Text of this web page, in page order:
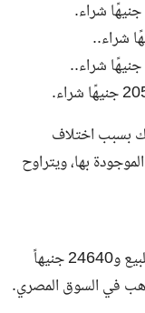
بسبب اختلاف
بها، ويتراوح
وصل سعر الجنيه الذهب إلى 24800 جنيهاً للبيع و24640 جنيهاً
في السوق المصري.